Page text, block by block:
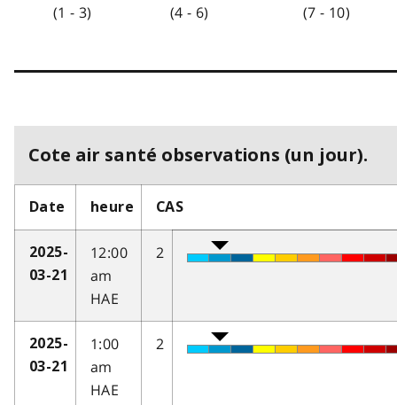
(1 - 3)
(4 - 6)
(7 - 10)
Cote air santé observations (un jour).
Date heure CAS
2025-
03-21
12:00
am
HAE
2
2025-
03-21
1:00
am
HAE
2